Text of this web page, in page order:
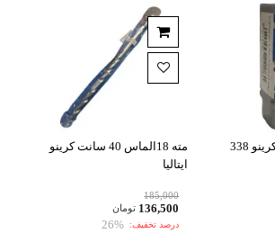
مته4/5 آهن سفید کرینو 338
مته 18الماس 40 سانت کرینو
ایتالیا
185,000
136,500 تومان
درصد تخفیف: 26%